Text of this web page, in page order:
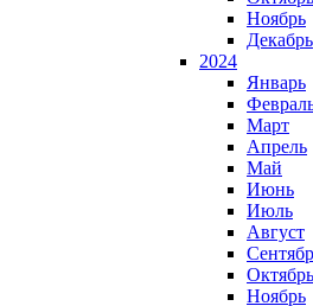
Ноябрь
Декабрь
2024
Январь
Март
Апрель
Май
Июнь
Июль
Август
Октябрь
Ноябрь